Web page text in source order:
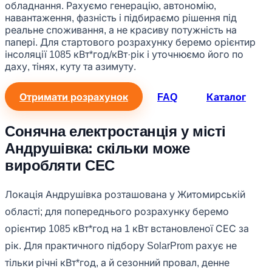
обладнання. Рахуємо генерацію, автономію,
навантаження, фазність і підбираємо рішення під
реальне споживання, а не красиву потужність на
папері. Для стартового розрахунку беремо орієнтир
інсоляції 1085 кВт*год/кВт·рік і уточнюємо його по
даху, тінях, куту та азимуту.
Отримати розрахунок FAQ Каталог
Сонячна електростанція у місті
Андрушівка: скільки може
виробляти СЕС
Локація Андрушівка розташована у Житомирській
області; для попереднього розрахунку беремо
орієнтир 1085 кВт*год на 1 кВт встановленої СЕС за
рік. Для практичного підбору SolarProm рахує не
тільки річні кВт*год, а й сезонний провал, денне